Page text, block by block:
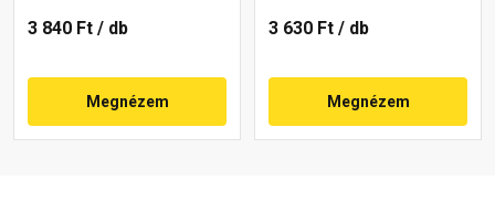
3 840 Ft / db
Megnézem
3 630 Ft / db
Megnézem